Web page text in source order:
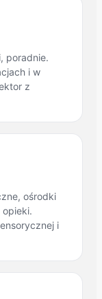
poradnie.
i w
z
ośrodki
i